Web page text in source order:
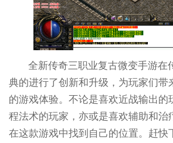
全新传奇三职业复古微变手游在
典的进行了创新和升级，为玩家们带
的游戏体验。不论是喜欢近战输出的
程法术的玩家，亦或是喜欢辅助和治
在这款游戏中找到自己的位置。赶快